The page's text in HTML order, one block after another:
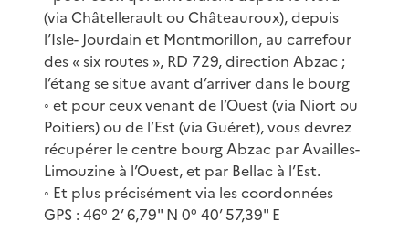
(via Châtellerault ou Châteauroux), depuis
l’Isle- Jourdain et Montmorillon, au carrefour
des « six routes », RD 729, direction Abzac ;
l’étang se situe avant d’arriver dans le bourg
◦ et pour ceux venant de l’Ouest (via Niort ou
Poitiers) ou de l’Est (via Guéret), vous devrez
récupérer le centre bourg Abzac par Availles-
Limouzine à l’Ouest, et par Bellac à l’Est.
◦ Et plus précisément via les coordonnées
GPS : 46° 2’ 6,79" N 0° 40’ 57,39" E